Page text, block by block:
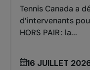
Tennis Canada a
d’intervenants
HORS PAIR : la...
16 JUILLET